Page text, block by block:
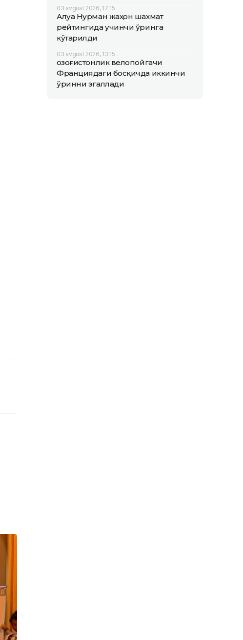
03 avgust 2026, 17:15
Алуа Нурман жаҳон шахмат
рейтингида учинчи ўринга
кўтарилди
03 avgust 2026, 13:15
Қозоғистонлик велопойгачи
Франциядаги босқичда иккинчи
ўринни эгаллади